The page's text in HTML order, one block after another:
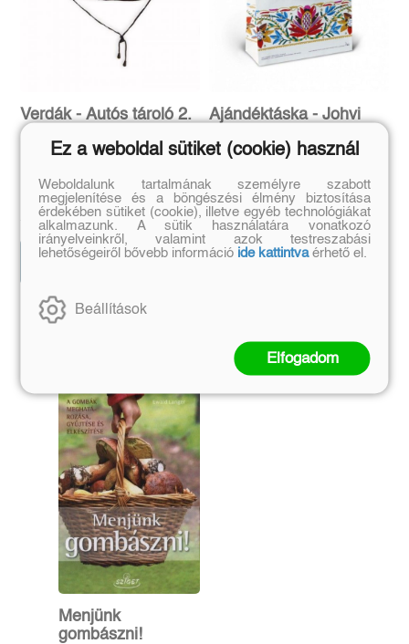
Verdák - Autós tároló 2.
Eredeti ár:
1 990 Ft
Online ár:
1 672 Ft
Kosárba
Ajándéktáska - Johvi
Eredeti ár:
570 Ft
Online ár:
479 Ft
Kosárba
Szerző további művei
Menjünk
gombászni!
Ez a weboldal sütiket (cookie) használ
Weboldalunk tartalmának személyre szabott
megjelenítése és a böngészési élmény biztosítása
érdekében sütiket (cookie), illetve egyéb technológiákat
alkalmazunk. A sütik használatára vonatkozó
irányelveinkről, valamint azok testreszabási
lehetőségeiről bővebb információ ide kattintvaérhető el.
Beállítások
Elfogadom